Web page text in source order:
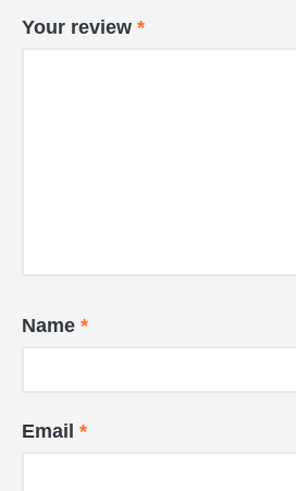
Your review *
Name *
Email *